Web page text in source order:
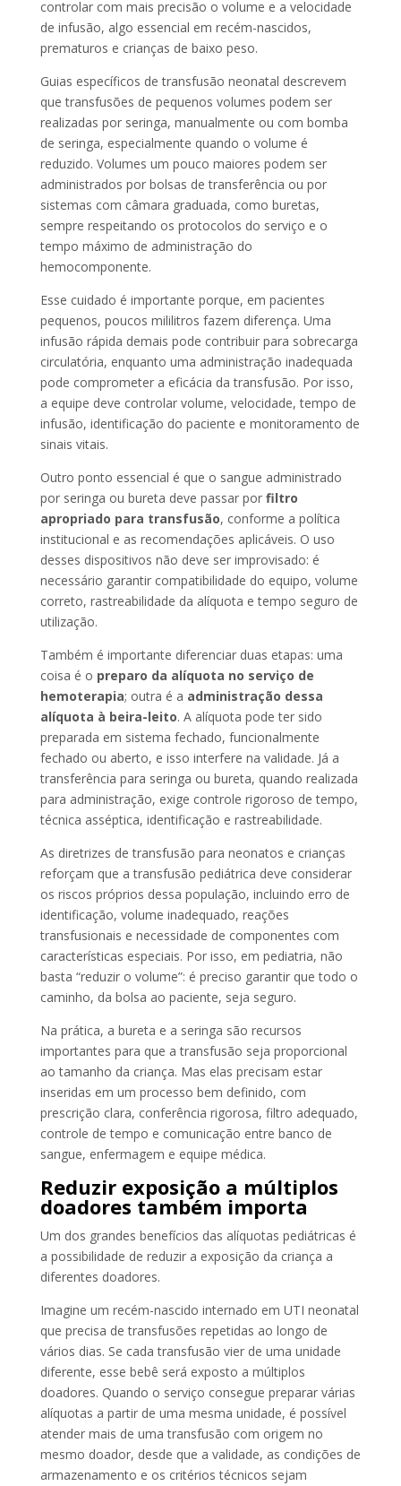
controlar com mais precisão o volume e a velocidade
de infusão, algo essencial em recém-nascidos,
prematuros e crianças de baixo peso.
Guias específicos de transfusão neonatal descrevem
que transfusões de pequenos volumes podem ser
realizadas por seringa, manualmente ou com bomba
de seringa, especialmente quando o volume é
reduzido. Volumes um pouco maiores podem ser
administrados por bolsas de transferência ou por
sistemas com câmara graduada, como buretas,
sempre respeitando os protocolos do serviço e o
tempo máximo de administração do
hemocomponente.
Esse cuidado é importante porque, em pacientes
pequenos, poucos mililitros fazem diferença. Uma
infusão rápida demais pode contribuir para sobrecarga
circulatória, enquanto uma administração inadequada
pode comprometer a eficácia da transfusão. Por isso,
a equipe deve controlar volume, velocidade, tempo de
infusão, identificação do paciente e monitoramento de
sinais vitais.
Outro ponto essencial é que o sangue administrado
por seringa ou bureta deve passar por filtro
apropriado para transfusão, conforme a política
institucional e as recomendações aplicáveis. O uso
desses dispositivos não deve ser improvisado: é
necessário garantir compatibilidade do equipo, volume
correto, rastreabilidade da alíquota e tempo seguro de
utilização.
Também é importante diferenciar duas etapas: uma
coisa é o preparo da alíquota no serviço de
hemoterapia; outra é a administração dessa
alíquota à beira-leito. A alíquota pode ter sido
preparada em sistema fechado, funcionalmente
fechado ou aberto, e isso interfere na validade. Já a
transferência para seringa ou bureta, quando realizada
para administração, exige controle rigoroso de tempo,
técnica asséptica, identificação e rastreabilidade.
As diretrizes de transfusão para neonatos e crianças
reforçam que a transfusão pediátrica deve considerar
os riscos próprios dessa população, incluindo erro de
identificação, volume inadequado, reações
transfusionais e necessidade de componentes com
características especiais. Por isso, em pediatria, não
basta “reduzir o volume”: é preciso garantir que todo o
caminho, da bolsa ao paciente, seja seguro.
Na prática, a bureta e a seringa são recursos
importantes para que a transfusão seja proporcional
ao tamanho da criança. Mas elas precisam estar
inseridas em um processo bem definido, com
prescrição clara, conferência rigorosa, filtro adequado,
controle de tempo e comunicação entre banco de
sangue, enfermagem e equipe médica.
Reduzir exposição a múltiplos
doadores também importa
Um dos grandes benefícios das alíquotas pediátricas é
a possibilidade de reduzir a exposição da criança a
diferentes doadores.
Imagine um recém-nascido internado em UTI neonatal
que precisa de transfusões repetidas ao longo de
vários dias. Se cada transfusão vier de uma unidade
diferente, esse bebê será exposto a múltiplos
doadores. Quando o serviço consegue preparar várias
alíquotas a partir de uma mesma unidade, é possível
atender mais de uma transfusão com origem no
mesmo doador, desde que a validade, as condições de
armazenamento e os critérios técnicos sejam